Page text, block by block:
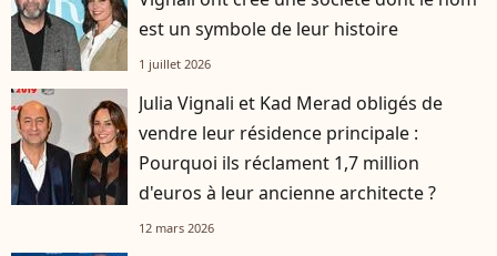
est un symbole de leur histoire
1 juillet 2026
Julia Vignali et Kad Merad obligés de
vendre leur résidence principale :
Pourquoi ils réclament 1,7 million
d'euros à leur ancienne architecte ?
12 mars 2026